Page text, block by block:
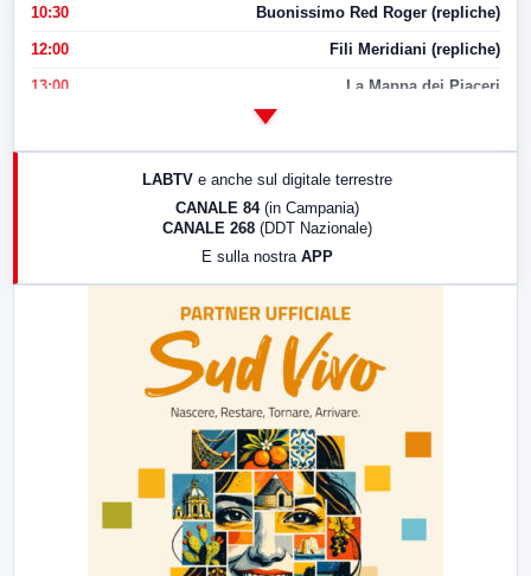
10:30 Buonissimo Red Roger (repliche)
12:00 Fili Meridiani (repliche)
13:00 La Mappa dei Piaceri
LABTV e anche sul digitale terrestre
CANALE 84 (in Campania)
CANALE 268 (DDT Nazionale)
E sulla nostra APP